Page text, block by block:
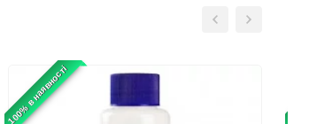
100% в наявності